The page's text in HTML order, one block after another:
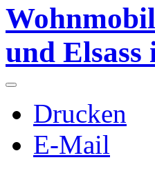
und Elsass
Drucken
E-Mail